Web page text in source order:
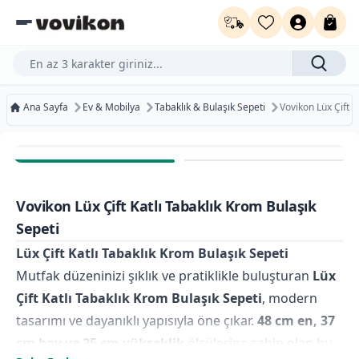
Ürün, kategori veya marka ara...
Ana Sayfa Ev & Mobilya Tabaklık & Bulaşık Sepeti Vovikon Lüx Çift
Ücretsiz Kargo
Kurumsal Faturaya Uygun
Vovikon Lüx Çift Katlı Tabaklık Krom Bulaşık
Sepeti
Lüx Çift Katlı Tabaklık Krom Bulaşık Sepeti
Mutfak düzeninizi şıklık ve pratiklikle buluşturan Lüx
Çift Katlı Tabaklık Krom Bulaşık Sepeti, modern
tasarımı ve dayanıklı yapısıyla öne çıkar. 48 cm en, 37
cm boy ve 25 cm yükseklik
ölçülerine sahip olan bu